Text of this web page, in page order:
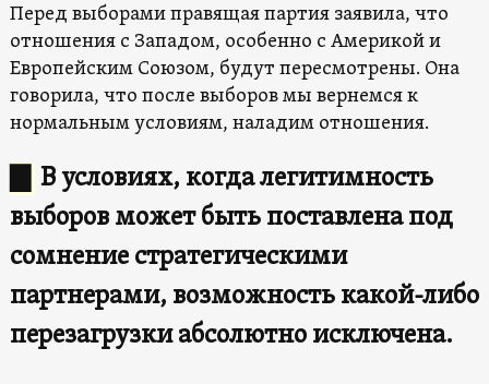
Перед выборами правящая партия заявила, что
отношения с Западом, особенно с Америкой и
Европейским Союзом, будут пересмотрены. Она
говорила, что после выборов мы вернемся к
нормальным условиям, наладим отношения.
В условиях, когда легитимность
выборов может быть поставлена ​​под
сомнение стратегическими
партнерами, возможность какой-либо
перезагрузки абсолютно исключена.